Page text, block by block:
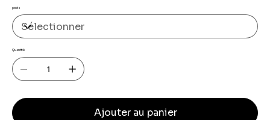
poids
Quantité
Ajouter au panier